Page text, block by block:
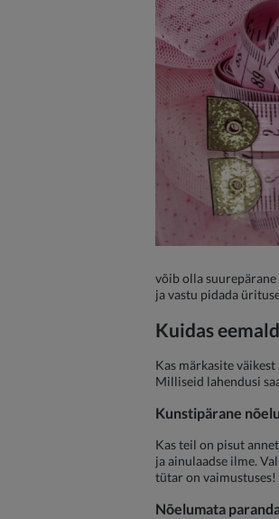
võib olla
ja vastu pidada
Kuidas
Kas märkasite
Milliseid lahendusi
Kunstipärane
Kas teil on pisut
ja ainulaadse ilme.
tütar on vaimustuses!
Nõelumata